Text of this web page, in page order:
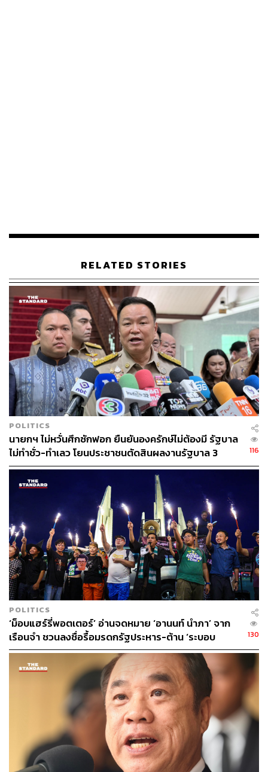
RELATED STORIES
POLITICS
นายกฯ ไม่หวั่นศึกซักฟอก ยืนยันองครักษ์ไม่ต้องมี รัฐบาล
ไม่ทำชั่ว-ทำเลว โยนประชาชนตัดสินผลงานรัฐบาล 3
เดือน
116
POLITICS
‘ม็อบแฮร์รี่พอตเตอร์’ อ่านจดหมาย ‘อานนท์ นำภา’ จาก
เรือนจำ ชวนลงชื่อรื้อมรดกรัฐประหาร-ต้าน ‘ระบอบ
สีน้ำเงิน’
130